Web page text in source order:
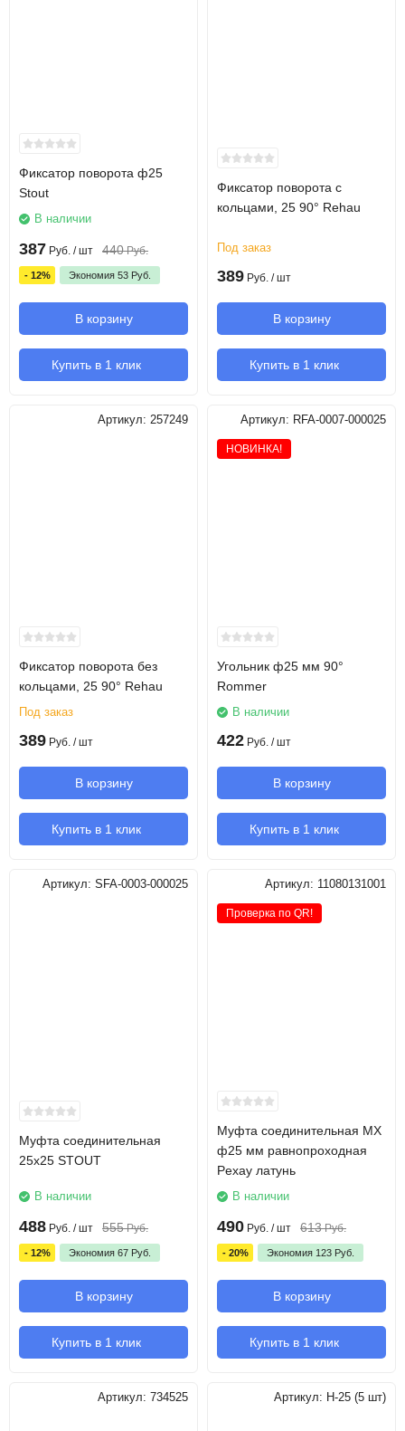
Фиксатор поворота ф25
Stout
В наличии
387 Руб. / шт 440 Руб.
- 12% Экономия 53 Руб.
В корзину
Купить в 1 клик
Фиксатор поворота с
кольцами, 25 90° Rehau
Под заказ
389 Руб. / шт
В корзину
Купить в 1 клик
Артикул: 257249
Фиксатор поворота без
кольцами, 25 90° Rehau
Под заказ
389 Руб. / шт
В корзину
Купить в 1 клик
Артикул: RFA-0007-000025
НОВИНКА!
Угольник ф25 мм 90°
Rommer
В наличии
422 Руб. / шт
В корзину
Купить в 1 клик
Артикул: SFA-0003-000025
Муфта соединительная
25х25 STOUT
В наличии
488 Руб. / шт 555 Руб.
- 12% Экономия 67 Руб.
В корзину
Купить в 1 клик
Артикул: 11080131001
Проверка по QR!
Муфта соединительная MХ
ф25 мм равнопроходная
Pexay латунь
В наличии
490 Руб. / шт 613 Руб.
- 20% Экономия 123 Руб.
В корзину
Купить в 1 клик
Артикул: 734525 Артикул: H-25 (5 шт)